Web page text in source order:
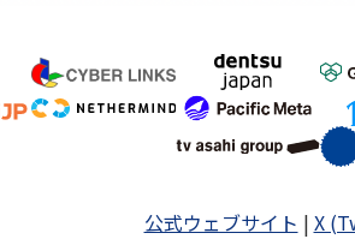
公式ウェブサイト | X